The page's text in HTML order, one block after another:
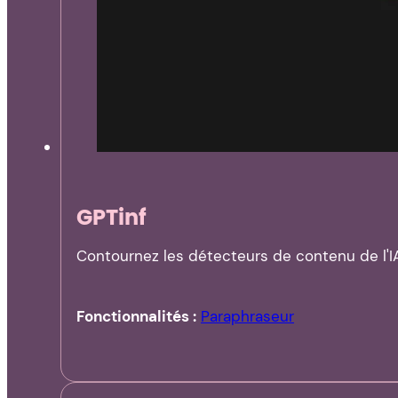
GPTinf
Contournez les détecteurs de contenu de
Fonctionnalités : Paraphraseur